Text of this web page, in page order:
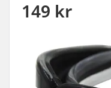
149 kr